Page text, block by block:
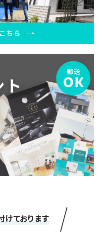
ております／